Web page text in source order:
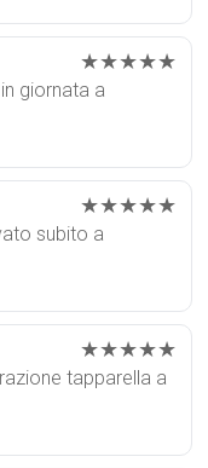
★★★★★
giornata a
★★★★★
subito a
★★★★★
tapparella a